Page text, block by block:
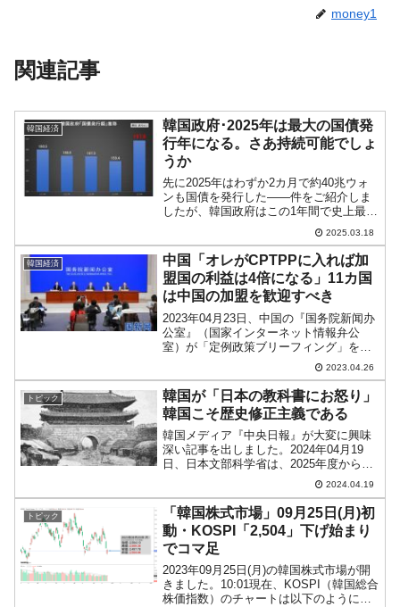
money1
関連記事
韓国経済
韓国政府･2025年は最大の国債発
行年になる。さあ持続可能でしょ
うか
先に2025年はわずか2カ月で約40兆ウォ
ンも国債を発行した――件をご紹介しま
したが、韓国政府はこの1年間で史上最大
の発行額「197.6兆ウォン」の国債発行を
目指しています。↑2022年は国債発行額
を文政権時代より抑えて減らし、2024年
に...
2025.03.18
韓国経済
中国「オレがCPTPPに入れば加
盟国の利益は4倍になる」11カ国
は中国の加盟を歓迎すべき
2023年04月23日、中国の『国务院新闻办
公室』（国家インターネット情報弁公
室）が「定例政策ブリーフィング」を開
催。これは外国の記者を招いて中国の動
きについて理解を深めてもらおうという
主旨のもの。↑『国务院新闻办公室』今回
ブリーフィングが...
2023.04.26
トピック
韓国が「日本の教科書にお怒り」
韓国こそ歴史修正主義である
韓国メディア『中央日報』が大変に興味
深い記事を出しました。2024年04月19
日、日本文部科学省は、2025年度から中
学生が使う教科書の検定で「未了」とな
っていたもの2点について、合格にしたと
発表しました。これについて文句をつけ
る記事です。...
2024.04.19
トピック
「韓国株式市場」09月25日(月)初
動・KOSPI「2,504」下げ始まり
でコマ足
2023年09月25日(月)の韓国株式市場が開
きました。10:01現在、KOSPI（韓国総合
株価指数）のチャートは以下のようにな